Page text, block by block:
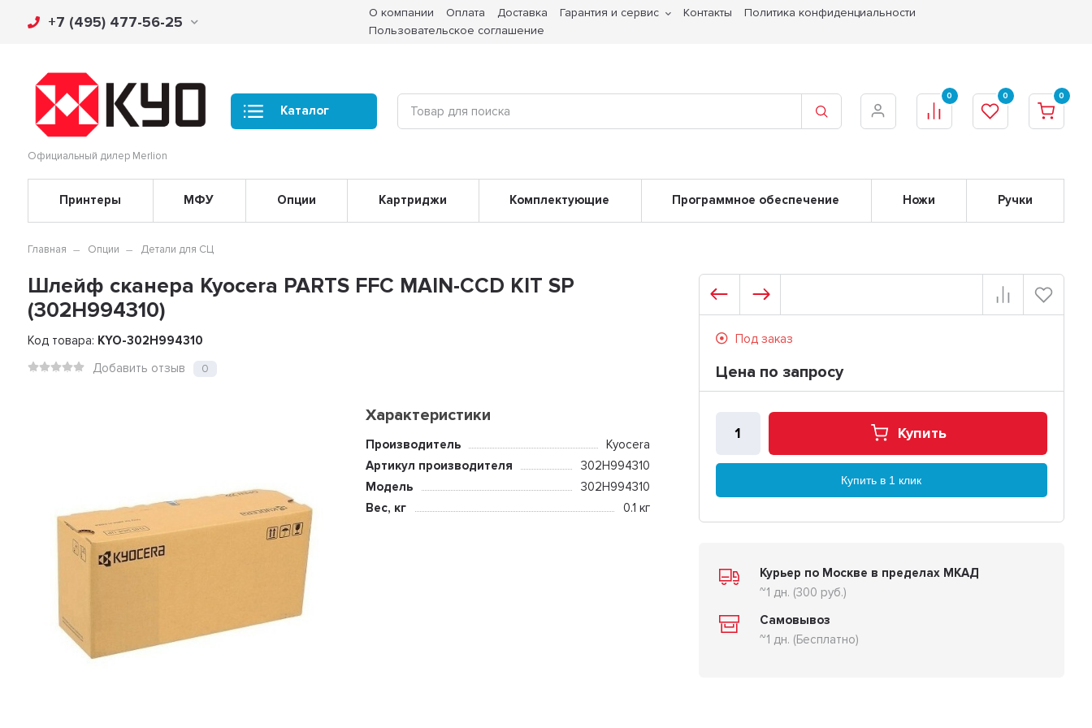
+7 (495) 477-56-25
О компании Оплата Доставка Гарантия и сервис Контакты
Политика конфиденциальности
Пользовательское соглашение
Официальный дилер Merlion
Каталог
0 0 0
Принтеры МФУ Опции Картриджи Комплектующие Программное обеспечение Ножи Ручки
Главная Опции Детали для СЦ
Шлейф сканера Kyocera PARTS FFC MAIN-CCD KIT SP
(302H994310)
Код товара: KYO-302H994310
Добавить отзыв
0
Характеристики
Производитель
Kyocera
Артикул производителя
302H994310
Модель
302H994310
Вес, кг
0.1 кг
Под заказ
Цена по запросу
Купить
Купить в 1 клик
Курьер по Москве в пределах МКАД
~1 дн. (300 руб.)
Самовывоз
~1 дн. (Бесплатно)